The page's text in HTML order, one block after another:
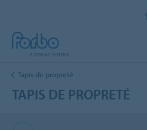
Tapis de propreté
TAPIS DE PROPRETÉ